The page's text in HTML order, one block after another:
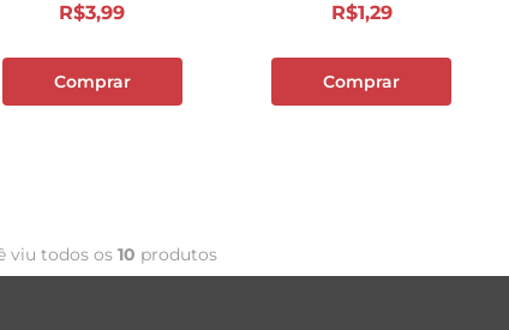
R$3,99
Comprar
R$1,29
Comprar
viu todos os10 produtos